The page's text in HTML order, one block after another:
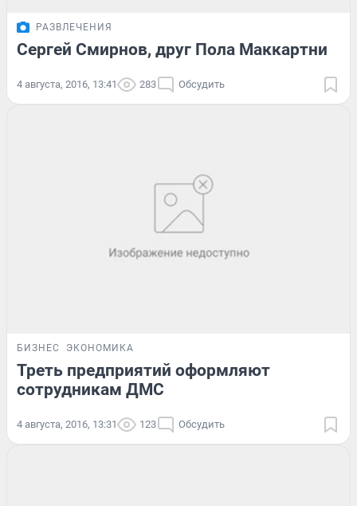
РАЗВЛЕЧЕНИЯ
Сергей Смирнов, друг Пола Маккартни
4 августа, 2016, 13:41 283 Обсудить
БИЗНЕС ЭКОНОМИКА
Треть предприятий оформляют
сотрудникам ДМС
4 августа, 2016, 13:31 123 Обсудить